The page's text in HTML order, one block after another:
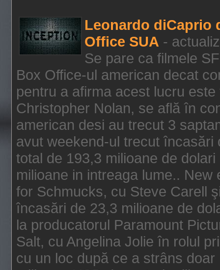
Leonardo diCaprio
Office SUA -
Se pare ca filmele
Box Office-ul american decat
pentru a afirma acest lucru
Christopher Nolan, se află în
american desi au trecut 3
avut weekend-ul trecut încasări
total de 193,3 milioane de
milioane in intreaga lume..
for Schmucks, cu Steve Carell
încasări de 23,3 milioane de
la producatorul Paramount
Salt, cu Angelina Jolie în rolul
cu un loc după ce a strâns